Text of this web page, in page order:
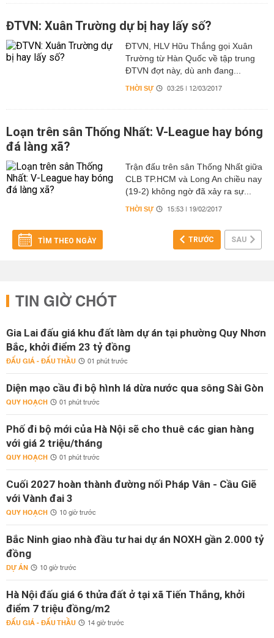
ĐTVN: Xuân Trường dự bị hay lấy số?
ĐTVN, HLV Hữu Thắng gọi Xuân
Trường từ Hàn Quốc về tập trung
ĐTVN đợt này, dù anh đang...
THỜI SỰ 03:25 | 12/03/2017
Loạn trên sân Thống Nhất: V-League hay bóng
đá làng xã?
Trận đấu trên sân Thống Nhất giữa
CLB TP.HCM và Long An chiều nay
(19-2) không ngờ đã xảy ra sự...
THỜI SỰ 15:53 | 19/02/2017
TÌM THEO NGÀY TRƯỚC SAU
TIN GIỜ CHÓT
Gia Lai đấu giá khu đất làm dự án tại phường Quy Nhơn
Bắc, khởi điểm 23 tỷ đồng
ĐẤU GIÁ - ĐẤU THẦU 01 phút trước
Diện mạo cầu đi bộ hình lá dừa nước qua sông Sài Gòn
QUY HOẠCH 01 phút trước
Phố đi bộ mới của Hà Nội sẽ cho thuê các gian hàng
với giá 2 triệu/tháng
QUY HOẠCH 01 phút trước
Cuối 2027 hoàn thành đường nối Pháp Vân - Cầu Giẽ
với Vành đai 3
QUY HOẠCH 10 giờ trước
Bắc Ninh giao nhà đầu tư hai dự án NOXH gần 2.000 tỷ
đồng
DỰ ÁN 10 giờ trước
Hà Nội đấu giá 6 thửa đất ở tại xã Tiến Thắng, khởi
điểm 7 triệu đồng/m2
ĐẤU GIÁ - ĐẤU THẦU 14 giờ trước